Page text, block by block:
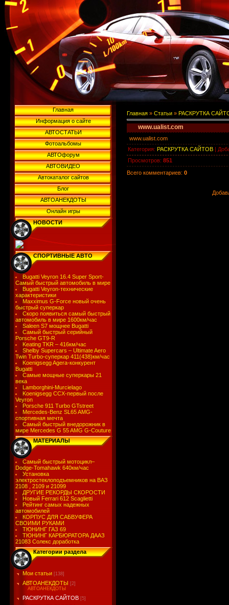
Главная
Информация о сайте
АВТОСТАТЬИ
Фотоальбомы
АВТОфорум
АВТОВИДЕО
Автокаталог сайтов
Блог
АВТОАНЕКДОТЫ
Онлайн игры
НОВОСТИ
СПОРТИВНЫЕ АВТО
Bugatti Veyron 16.4 Super Sport-
Самый быстрый автомобиль в мире
Bugatti Veyron-технические
характеристики
Maxximus G-Force новый очень
быстрый суперкар
Скоро появиться самый быстрый
автомобиль в мире 1600км/час
Saleen S7 мощнее Bugatti
Самый быстрый серийный
Porsche GT9-R
Keating TKR – 416км/час
Shelby Supercars – Ultimate Aero
Twin Turbo-суперкар 411(438)км/час
Koenigsegg Agera-конкурент
Bugatti
Самые мощные суперкары 21
века
Lamborghini-Murcielago
Koenigsegg CCX-первый после
Veyron
Porsche 911 Turbo GTstreet
Mercedes-Benz SL65 AMG-
спортивная мечта
Самый быстрый внедорожник в
мире Mercedes G 55 AMG G-Couture
МАТЕРИАЛЫ
Самый быстрый мотоцикл–
Dodge-Tomahawk 640км/час
Установка
электростеклоподъемников на ВАЗ
2108 , 2109 и 21099
ДРУГИЕ РЕКОРДЫ СКОРОСТИ
Новый Ferrari 612 Scaglietti
Рейтинг самых надежных
автомобилей
КОРПУС ДЛЯ САБВУФЕРА
СВОИМИ РУКАМИ
ТЮНИНГ ГАЗ 69
ТЮНИНГ КАРБЮРАТОРА ДААЗ
21083 Солекс доработка
Категории раздела
Мои статьи [138]
АВТОАНЕКДОТЫ [2]
АВТОАНЕКДОТЫ
РАСКРУТКА САЙТОВ [5]
Главная » Статьи » РАСКРУТКА
www.ualist.com
www.ualist.com
Категория: РАСКРУТКА САЙТОВ |
Просмотров: 851
Всего комментариев: 0